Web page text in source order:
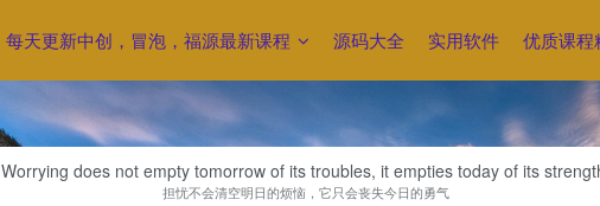
每天更新中创，冒泡，福源最新课程 源码大全 实用软件 优质课程
Worrying does not empty tomorrow of its troubles, it empties today of its
担忧不会清空明日的烦恼，它只会丧失今日的勇气